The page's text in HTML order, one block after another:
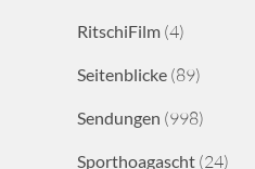
RitschiFilm (4)
Seitenblicke (89)
Sendungen (998)
Sporthoagascht (24)